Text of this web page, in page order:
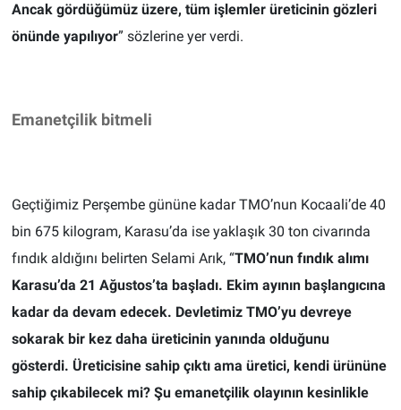
Ancak gördüğümüz üzere, tüm işlemler üreticinin gözleri
önünde yapılıyor” sözlerine yer verdi.
Emanetçilik bitmeli
Geçtiğimiz Perşembe gününe kadar TMO’nun Kocaali’de 40
bin 675 kilogram, Karasu’da ise yaklaşık 30 ton civarında
fındık aldığını belirten Selami Arık, “TMO’nun fındık alımı
Karasu’da 21 Ağustos’ta başladı. Ekim ayının başlangıcına
kadar da devam edecek. Devletimiz TMO’yu devreye
sokarak bir kez daha üreticinin yanında olduğunu
gösterdi. Üreticisine sahip çıktı ama üretici, kendi ürününe
sahip çıkabilecek mi? Şu emanetçilik olayının kesinlikle